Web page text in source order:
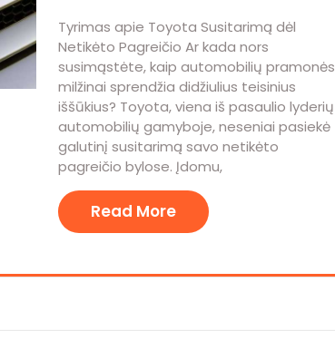
Tyrimas apie Toyota Susitarimą dėl
Netikėto Pagreičio Ar kada nors
susimąstėte, kaip automobilių pramonės
milžinai sprendžia didžiulius teisinius
iššūkius? Toyota, viena iš pasaulio lyderių
automobilių gamyboje, neseniai pasiekė
galutinį susitarimą savo netikėto
pagreičio bylose. Įdomu,
Read More